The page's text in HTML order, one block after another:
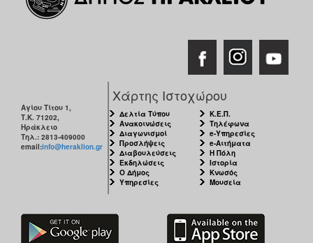
Αγίου Τίτου 1,
Τ.Κ. 71202,
Ηράκλειο
Τηλ.: 2813-409000
email:info@heraklion.gr
Χάρτης Ιστοχώρου
Δελτία Τύπου
Ανακοινώσεις
Διαγωνισμοί
Προσλήψεις
Διαβουλεύσεις
Εκδηλώσεις
Ο Δήμος
Υπηρεσίες
Κ.Ε.Π.
Τηλέφωνα
e-Υπηρεσίες
e-Αιτήματα
Η Πόλη
Ιστορία
Κνωσός
Μουσεία